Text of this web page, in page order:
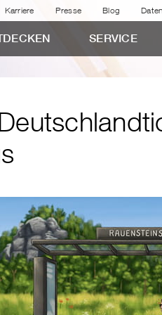
Karriere Presse Blog
SERVICE